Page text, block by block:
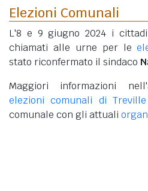
Elezioni Comunali
L'8 e 9 giugno 2024 i
chiamati alle urne per le
stato riconfermato il sindaco
Maggiori informazioni nell'
elezioni comunali di Treville
comunale con gli attuali